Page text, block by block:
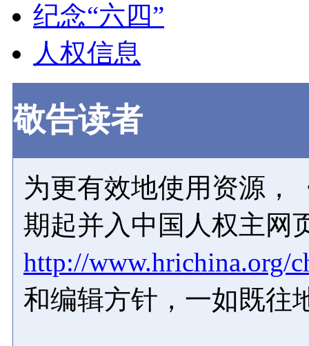
纪念“六四”
人权信息
敬告读者
为更有效地使用资源，
期起并入中国人权主网
http://www.hrichina.org/
和编辑方针，一如既往